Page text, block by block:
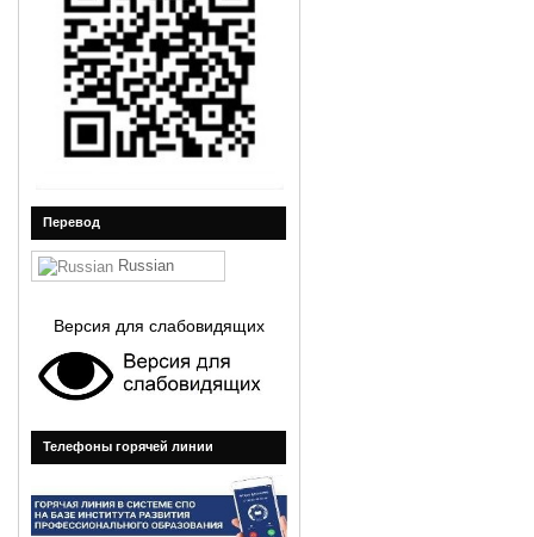
Перевод
Russian
Версия для слабовидящих
Телефоны горячей линии